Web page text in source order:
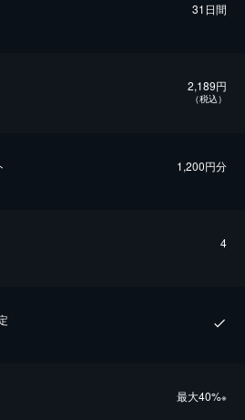
31日間
2,189円
（税込）
1,200円分
4
最⼤40%※